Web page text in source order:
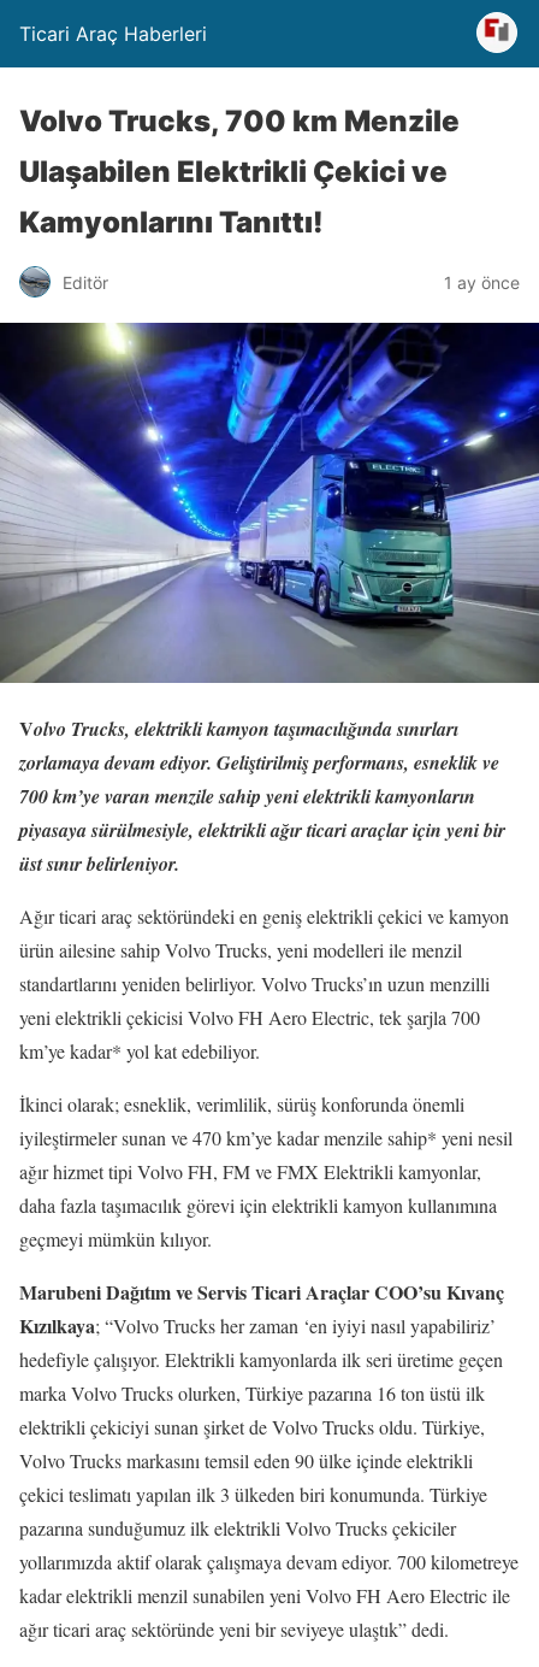
Ticari Araç Haberleri
Volvo Trucks, 700 km Menzile
Ulaşabilen Elektrikli Çekici ve
Kamyonlarını Tanıttı!
Editör 1 ay önce
Volvo Trucks, elektrikli kamyon taşımacılığında sınırları
zorlamaya devam ediyor. Geliştirilmiş performans, esneklik ve
700 km’ye varan menzile sahip yeni elektrikli kamyonların
piyasaya sürülmesiyle, elektrikli ağır ticari araçlar için yeni bir
üst sınır belirleniyor.
Ağır ticari araç sektöründeki en geniş elektrikli çekici ve kamyon
ürün ailesine sahip Volvo Trucks, yeni modelleri ile menzil
standartlarını yeniden belirliyor. Volvo Trucks’ın uzun menzilli
yeni elektrikli çekicisi Volvo FH Aero Electric, tek şarjla 700
km’ye kadar* yol kat edebiliyor.
İkinci olarak; esneklik, verimlilik, sürüş konforunda önemli
iyileştirmeler sunan ve 470 km’ye kadar menzile sahip* yeni nesil
ağır hizmet tipi Volvo FH, FM ve FMX Elektrikli kamyonlar,
daha fazla taşımacılık görevi için elektrikli kamyon kullanımına
geçmeyi mümkün kılıyor.
Marubeni Dağıtım ve Servis Ticari Araçlar COO’su Kıvanç
Kızılkaya; “Volvo Trucks her zaman ‘en iyiyi nasıl yapabiliriz’
hedefiyle çalışıyor. Elektrikli kamyonlarda ilk seri üretime geçen
marka Volvo Trucks olurken, Türkiye pazarına 16 ton üstü ilk
elektrikli çekiciyi sunan şirket de Volvo Trucks oldu. Türkiye,
Volvo Trucks markasını temsil eden 90 ülke içinde elektrikli
çekici teslimatı yapılan ilk 3 ülkeden biri konumunda. Türkiye
pazarına sunduğumuz ilk elektrikli Volvo Trucks çekiciler
yollarımızda aktif olarak çalışmaya devam ediyor. 700 kilometreye
kadar elektrikli menzil sunabilen yeni Volvo FH Aero Electric ile
ağır ticari araç sektöründe yeni bir seviyeye ulaştık” dedi.